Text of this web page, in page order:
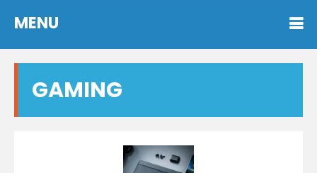
MENU
GAMING